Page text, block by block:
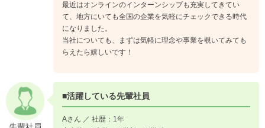
最近はオンラインのインターンシップも充実してきてい
て、地方にいても全国の企業を気軽にチェックできる時代
になりました。
当社についても、まずは気軽に理念や事業を覗いてみても
らえたら嬉しいです！
■活躍している先輩社員
Aさん ／ 社歴：1年